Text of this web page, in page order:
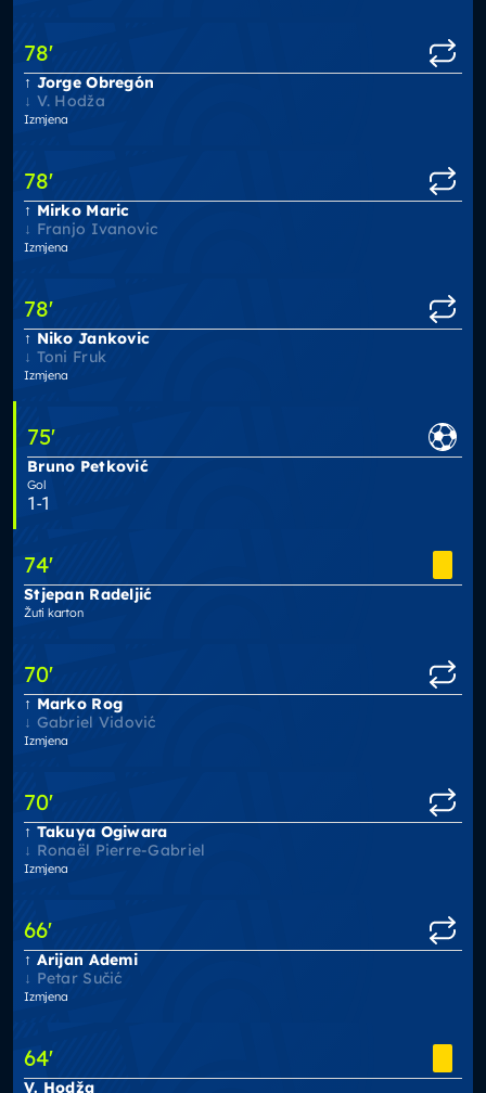
78'
Jorge Obregón
V. Hodža
Izmjena
78'
Mirko Maric
Franjo Ivanovic
Izmjena
78'
Niko Jankovic
Toni Fruk
Izmjena
75'
Bruno Petković
Gol
1-1
74'
Stjepan Radeljić
Žuti karton
70'
Marko Rog
Gabriel Vidović
Izmjena
70'
Takuya Ogiwara
Ronaël Pierre-Gabriel
Izmjena
66'
Arijan Ademi
Petar Sučić
Izmjena
64'
V. Hodža